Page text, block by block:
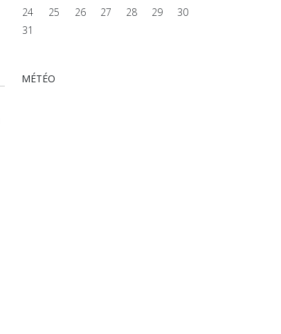
24
25 26 27 28 29
30
31
MÉTÉO